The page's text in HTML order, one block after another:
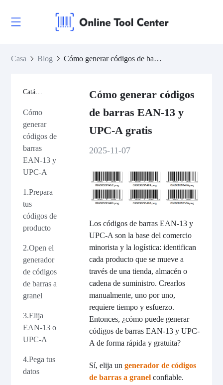
Casa Blog Cómo generar códigos de barras EAN-13 y UPC-A gratis
Catálogo
Cómo
generar
códigos de
barras
EAN-13 y
UPC-A
1.Prepara
tus
códigos de
producto
2.Open el
generador
de códigos
de barras a
granel
3.Elija
EAN-13 o
UPC-A
4.Pega tus
datos
Cómo generar códigos
de barras EAN-13 y
UPC-A gratis
2025-11-07
Los códigos de barras EAN-13 y
UPC-A son la base del comercio
minorista y la logística: identifican
cada producto que se mueve a
través de una tienda, almacén o
cadena de suministro. Crearlos
manualmente, uno por uno,
requiere tiempo y esfuerzo.
Entonces, ¿cómo puede generar
códigos de barras EAN-13 y UPC-
A de forma rápida y gratuita?
Sí, elija un generador de códigos
de barras a granelconfiable.